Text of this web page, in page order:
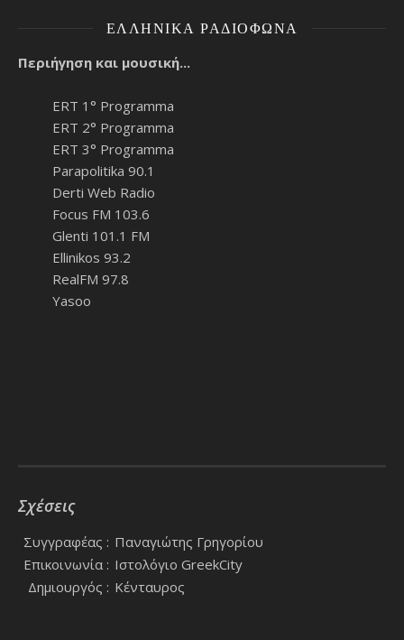
ΕΛΛΗΝΙΚΆ ΡΑΔΙΌΦΩΝΑ
Περιήγηση και μουσική...
ERT 1° Programma
ERT 2° Programma
ERT 3° Programma
Parapolitika 90.1
Derti Web Radio
Focus FM 103.6
Glenti 101.1 FM
Ellinikos 93.2
RealFM 97.8
Yasoo
Σχέσεις
Συγγραφέας : Παναγιώτης Γρηγορίου
Επικοινωνία : Ιστολόγιο GreekCity
Δημιουργός : Κένταυρος